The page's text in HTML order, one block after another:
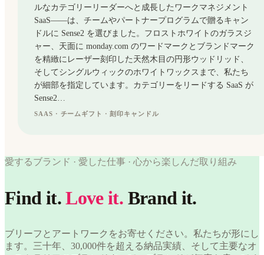
ルなカテゴリーリーダーへと成長したワークマネジメント
SaaS——は、チームやパートナープログラムで贈るキャン
ドルに Sense2 を選びました。フロストホワイトのガラスジ
ャー、天面に monday.com のワードマークとブランドマーク
を精緻にレーザー刻印した天然木目の円形ウッドリッド、
そしてシングルウィックのホワイトワックスまで、私たち
が細部を指定しています。カテゴリーをリードする SaaS が
Sense2…
SAAS · チームギフト · 刻印キャンドル
LOVED
Find it.
Love it.
WE'VE
monday.com
× Sense2.
Brand it.
愛するブランド · 愛した仕事 · 心から楽しんだ取り組み
Find it.Love it. Brand it.
ブリーフとアートワークをお寄せください。私たちが形にし
ます。三十年、30,000件を超える納品実績、そして主要なオ